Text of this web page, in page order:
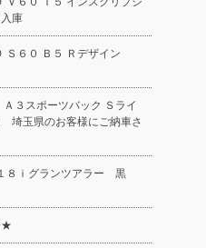
庫
Ｓ６０ Ｂ５ Ｒデザイン
３スポーツバック Ｓライ
玉県のお客様にご納車さ
８ｉグランツアラー 黒
★